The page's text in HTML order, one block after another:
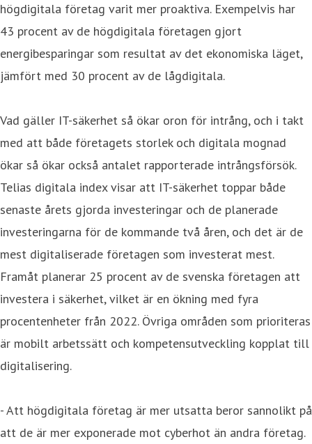
högdigitala företag varit mer proaktiva. Exempelvis har
43 procent av de högdigitala företagen gjort
energibesparingar som resultat av det ekonomiska läget,
jämfört med 30 procent av de lågdigitala.
Vad gäller IT-säkerhet så ökar oron för intrång, och i takt
med att både företagets storlek och digitala mognad
ökar så ökar också antalet rapporterade intrångsförsök.
Telias digitala index visar att IT-säkerhet toppar både
senaste årets gjorda investeringar och de planerade
investeringarna för de kommande två åren, och det är de
mest digitaliserade företagen som investerat mest.
Framåt planerar 25 procent av de svenska företagen att
investera i säkerhet, vilket är en ökning med fyra
procentenheter från 2022. Övriga områden som prioriteras
är mobilt arbetssätt och kompetensutveckling kopplat till
digitalisering.
- Att högdigitala företag är mer utsatta beror sannolikt på
att de är mer exponerade mot cyberhot än andra företag.